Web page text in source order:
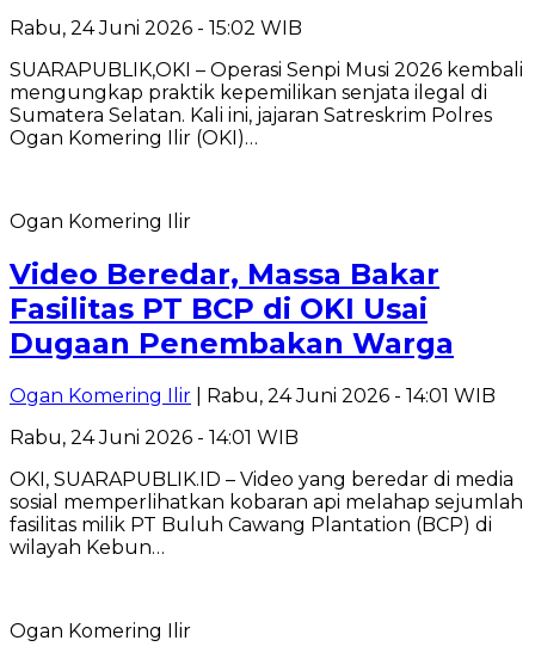
Rabu, 24 Juni 2026 - 15:02 WIB
SUARAPUBLIK,OKI – Operasi Senpi Musi 2026 kembali
mengungkap praktik kepemilikan senjata ilegal di
Sumatera Selatan. Kali ini, jajaran Satreskrim Polres
Ogan Komering Ilir (OKI)…
Ogan Komering Ilir
Video Beredar, Massa Bakar
Fasilitas PT BCP di OKI Usai
Dugaan Penembakan Warga
Ogan Komering Ilir | Rabu, 24 Juni 2026 - 14:01 WIB
Rabu, 24 Juni 2026 - 14:01 WIB
OKI, SUARAPUBLIK.ID – Video yang beredar di media
sosial memperlihatkan kobaran api melahap sejumlah
fasilitas milik PT Buluh Cawang Plantation (BCP) di
wilayah Kebun…
Ogan Komering Ilir